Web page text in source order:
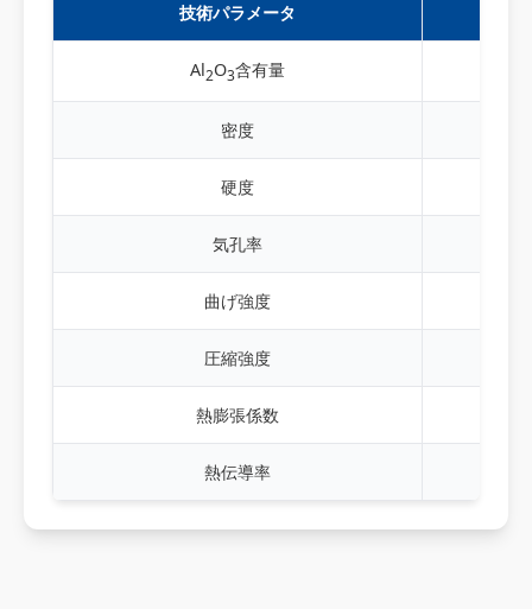
技術パラメータ
Al2O3含有量
密度
硬度
気孔率
曲げ強度
圧縮強度
熱膨張係数
熱伝導率